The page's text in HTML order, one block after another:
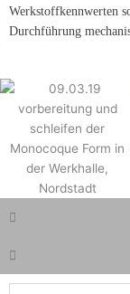
Werkstoffkennwerten
Durchführung